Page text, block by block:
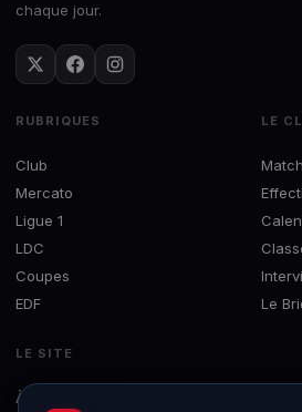
chaque jour.
RUBRIQUES
Club
Mercato
Ligue 1
LDC
Coupes
EDF
LE
Le
LE SITE
À propos